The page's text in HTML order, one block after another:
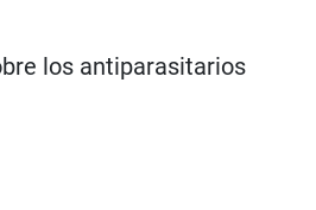
los antiparasitarios